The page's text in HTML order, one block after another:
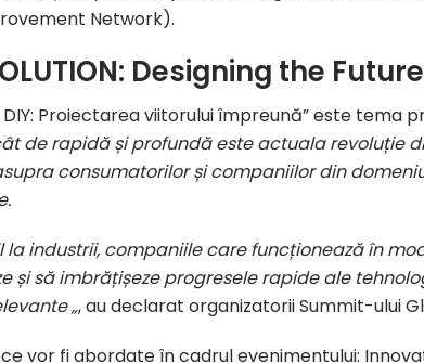
Network).
Designing the
DIY: Proiectarea viitorului împreună” este tema
de rapidă și profundă este actuala revoluție
consumatorilor și companiilor din
la industrii, companiile care funcționează în
și să imbrățișeze progresele rapide ale
„, au declarat organizatorii Summit-ului
vor fi abordate în cadrul evenimentului: